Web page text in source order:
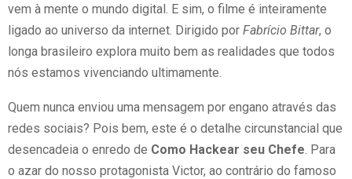
vem à mente o mundo digital. E sim, o filme é inteiramente
ligado ao universo da internet. Dirigido por Fabrício Bittar, o
longa brasileiro explora muito bem as realidades que todos
nós estamos vivenciando ultimamente.
Quem nunca enviou uma mensagem por engano através das
redes sociais? Pois bem, este é o detalhe circunstancial que
desencadeia o enredo de Como Hackear seu Chefe . Para
o azar do nosso protagonista Victor, ao contrário do famoso